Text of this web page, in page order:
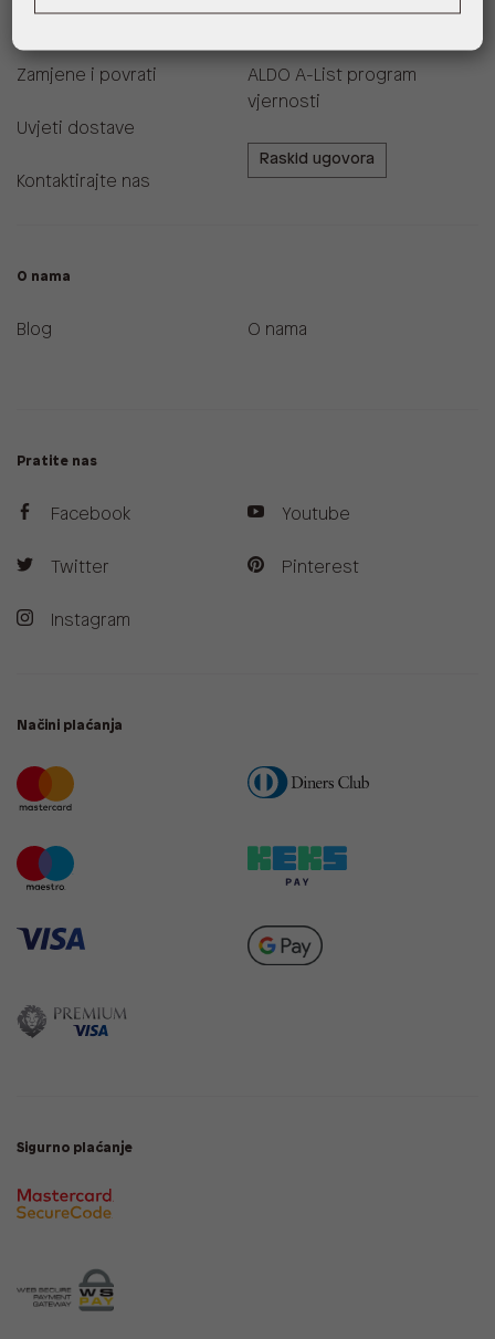
Zamjene i povrati
Uvjeti dostave
Kontaktirajte nas
ALDO A-List program
vjernosti
Raskid ugovora
O nama
Blog O nama
Pratite nas
Facebook
Twitter
Instagram
Youtube
Pinterest
Načini plaćanja
Sigurno plaćanje